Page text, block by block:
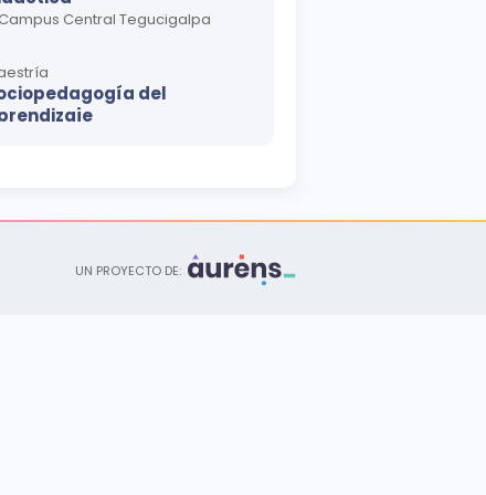
Central Tegucigalpa
del
UN PROYECTO DE: